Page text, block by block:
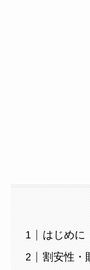
はじめに
割安性・